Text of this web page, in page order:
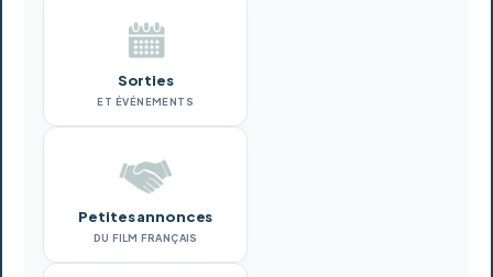
Sorties
ET ÉVÉNEMENTS
Petites annonces
DU FILM FRANÇAIS